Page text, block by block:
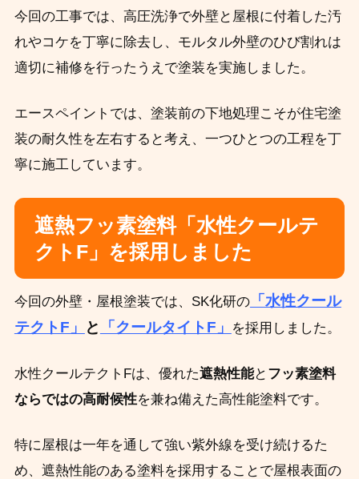
今回の工事では、高圧洗浄で外壁と屋根に付着した汚
れやコケを丁寧に除去し、モルタル外壁のひび割れは
適切に補修を行ったうえで塗装を実施しました。
エースペイントでは、塗装前の下地処理こそが住宅塗
装の耐久性を左右すると考え、一つひとつの工程を丁
寧に施工しています。
遮熱フッ素塗料「水性クールテ
クトF」を採用しました
今回の外壁・屋根塗装では、SK化研の「水性クール
テクトF」
と 「クールタイトF」 を採用しました。
水性クールテクトFは、優れた遮熱性能と フッ素塗料
ならではの高耐候性を兼ね備えた高性能塗料です。
特に屋根は一年を通して強い紫外線を受け続けるた
め、遮熱性能のある塗料を採用することで屋根表面の